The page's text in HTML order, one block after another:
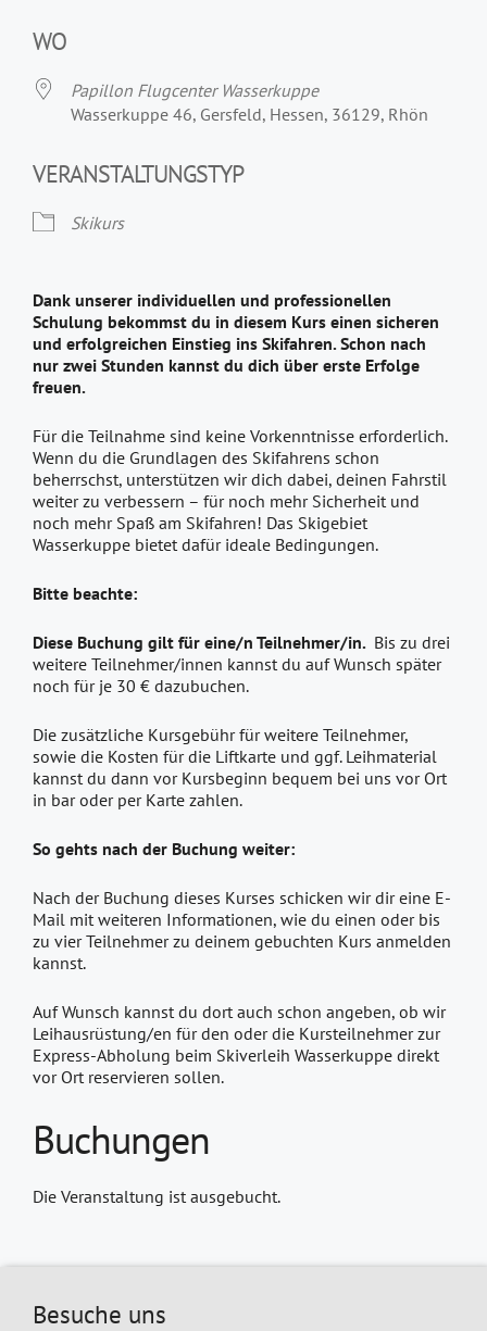
WO
Papillon Flugcenter Wasserkuppe
Wasserkuppe 46, Gersfeld, Hessen, 36129, Rhön
VERANSTALTUNGSTYP
Skikurs
Dank unserer individuellen und professionellen
Schulung bekommst du in diesem Kurs einen sicheren
und erfolgreichen Einstieg ins Skifahren. Schon nach
nur zwei Stunden kannst du dich über erste Erfolge
freuen.
Für die Teilnahme sind keine Vorkenntnisse erforderlich.
Wenn du die Grundlagen des Skifahrens schon
beherrschst, unterstützen wir dich dabei, deinen Fahrstil
weiter zu verbessern – für noch mehr Sicherheit und
noch mehr Spaß am Skifahren! Das Skigebiet
Wasserkuppe bietet dafür ideale Bedingungen.
Bitte beachte:
Diese Buchung gilt für eine/n Teilnehmer/in. Bis zu drei
weitere Teilnehmer/innen kannst du auf Wunsch später
noch für je 30 € dazubuchen.
Die zusätzliche Kursgebühr für weitere Teilnehmer,
sowie die Kosten für die Liftkarte und ggf. Leihmaterial
kannst du dann vor Kursbeginn bequem bei uns vor Ort
in bar oder per Karte zahlen.
So gehts nach der Buchung weiter:
Nach der Buchung dieses Kurses schicken wir dir eine E-
Mail mit weiteren Informationen, wie du einen oder bis
zu vier Teilnehmer zu deinem gebuchten Kurs anmelden
kannst.
Auf Wunsch kannst du dort auch schon angeben, ob wir
Leihausrüstung/en für den oder die Kursteilnehmer zur
Express-Abholung beim Skiverleih Wasserkuppe direkt
vor Ort reservieren sollen.
Buchungen
Die Veranstaltung ist ausgebucht.
Besuche uns